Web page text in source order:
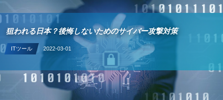
狙われる日本？後悔しないためのサイバー攻撃対策
ITツール 2022-03-01